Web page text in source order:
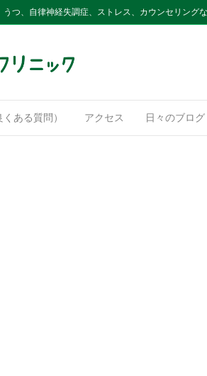
つ、自律神経失調症、ストレス、カウンセリング
くある質問） アクセス 日々のブログ